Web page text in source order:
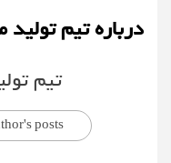
درباره تیم تولید
تیم
posts